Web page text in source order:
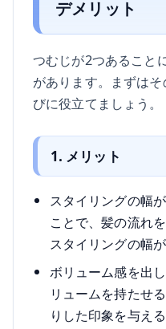
デメリット
つむじが2つあること
があります。まずは
びに役立てましょう。
1. メリット
スタイリングの幅
ことで、髪の流れ
スタイリングの幅が
ボリューム感を出
リュームを持たせ
りした印象を与え